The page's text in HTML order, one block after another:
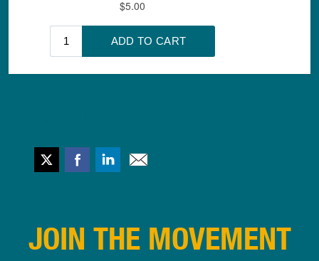
Twitter FacebookLinkedIn
JOIN THE MOVEMENT